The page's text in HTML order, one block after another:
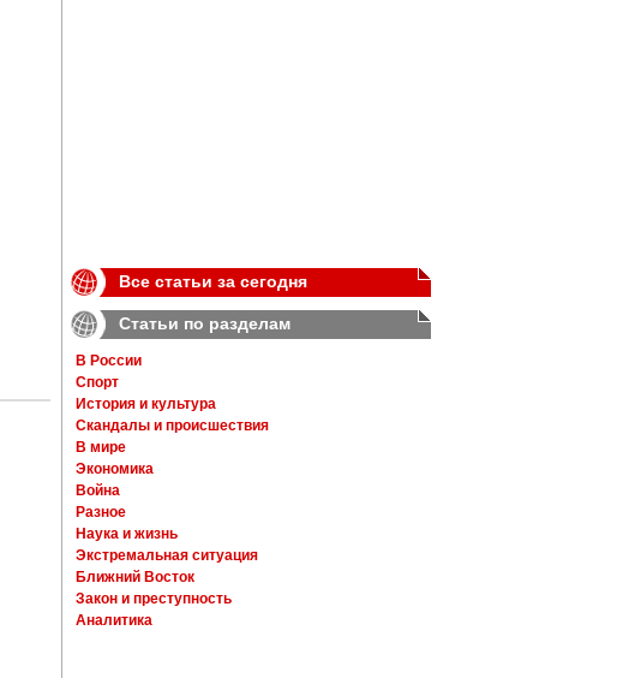
Все статьи за сегодня
Статьи по разделам
В России
Спорт
История и культура
Скандалы и происшествия
В мире
Экономика
Война
Разное
Наука и жизнь
Экстремальная ситуация
Ближний Восток
Закон и преступность
Аналитика